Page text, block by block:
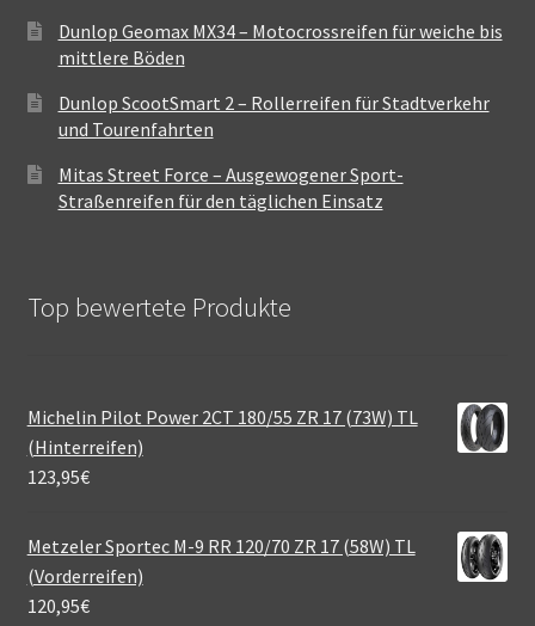
Dunlop Geomax MX34 – Motocrossreifen für weiche bis
mittlere Böden
Dunlop ScootSmart 2 – Rollerreifen für Stadtverkehr
und Tourenfahrten
Mitas Street Force – Ausgewogener Sport-
Straßenreifen für den täglichen Einsatz
Top bewertete Produkte
Michelin Pilot Power 2CT 180/55 ZR 17 (73W) TL
(Hinterreifen)
123,95€
Metzeler Sportec M-9 RR 120/70 ZR 17 (58W) TL
(Vorderreifen)
120,95€